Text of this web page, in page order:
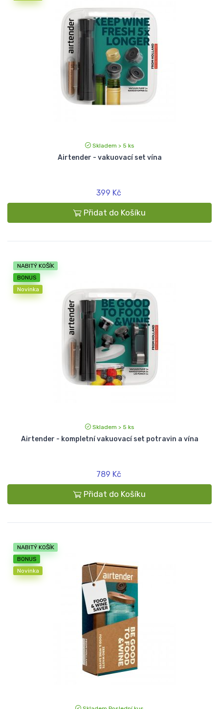
Skladem > 5 ks
Airtender - vakuovací set vína
399 Kč
Přidat do Košíku
NABITÝ KOŠÍK
BONUS
Novinka
Skladem > 5 ks
Airtender - kompletní vakuovací set potravin a vína
789 Kč
Přidat do Košíku
NABITÝ KOŠÍK
BONUS
Novinka